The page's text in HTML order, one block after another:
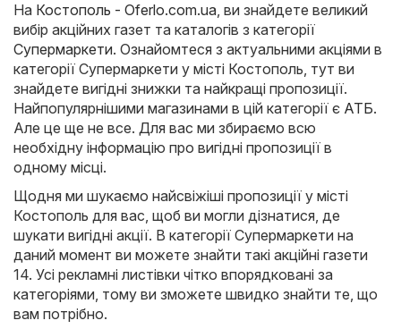
На Костополь - Oferlo.com.ua, ви знайдете великий
вибір акційних газет та каталогів з категорії
Супермаркети. Ознайомтеся з актуальними акціями в
категорії Супермаркети у місті Костополь, тут ви
знайдете вигідні знижки та найкращі пропозиції.
Найпопулярнішими магазинами в цій категорії є АТБ.
Але це ще не все. Для вас ми збираємо всю
необхідну інформацію про вигідні пропозиції в
одному місці.
Щодня ми шукаємо найсвіжіші пропозиції у місті
Костополь для вас, щоб ви могли дізнатися, де
шукати вигідні акції. В категорії Супермаркети на
даний момент ви можете знайти такі акційні газети
14. Усі рекламні листівки чітко впорядковані за
категоріями, тому ви зможете швидко знайти те, що
вам потрібно.